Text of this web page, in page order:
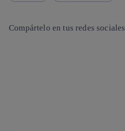
Compártelo en tus redes sociales